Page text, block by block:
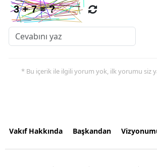
* Bu içerik ile ilgili yorum yok, ilk yorumu siz
Vakıf Hakkında Başkandan